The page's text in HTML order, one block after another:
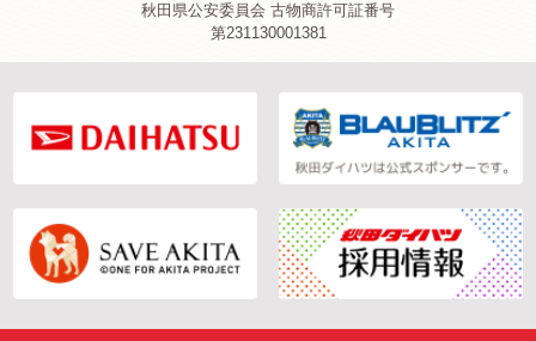
秋田県公安委員会 古物商許可証番号
第231130001381